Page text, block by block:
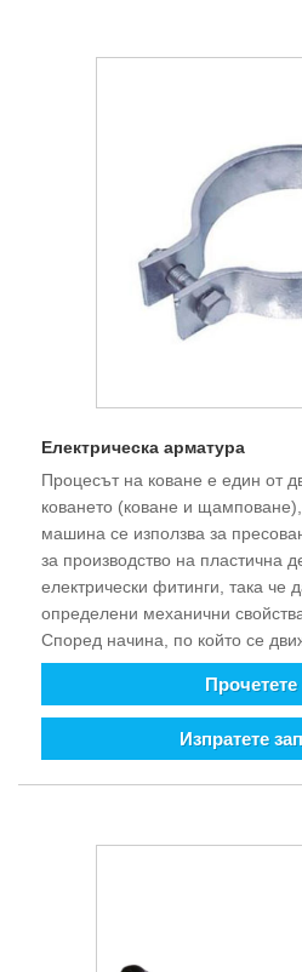
Електрическа арматура
Процесът на коване е един от
коването (коване и
машина се използва за
за производство на пластична
електрически фитинги, така че
определени механични
Според начина, по който се
може да бъде разделено на
изкривяване, екструдиране,
коване със затворена позиция.
Използвайте силата на удара
отвора на матрицата за
Изпратете